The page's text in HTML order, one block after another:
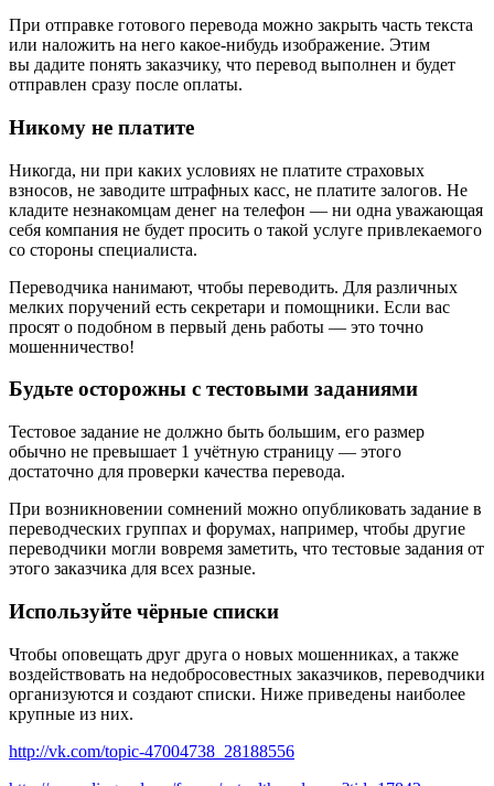
При отправке готового перевода можно закрыть часть текста
или наложить на него какое-нибудь изображение. Этим
вы дадите понять заказчику, что перевод выполнен и будет
отправлен сразу после оплаты.
Никому не платите
Никогда, ни при каких условиях не платите страховых
взносов, не заводите штрафных касс, не платите залогов. Не
кладите незнакомцам денег на телефон — ни одна уважающая
себя компания не будет просить о такой услуге привлекаемого
со стороны специалиста.
Переводчика нанимают, чтобы переводить. Для различных
мелких поручений есть секретари и помощники. Если вас
просят о подобном в первый день работы — это точно
мошенничество!
Будьте осторожны с тестовыми заданиями
Тестовое задание не должно быть большим, его размер
обычно не превышает 1 учётную страницу — этого
достаточно для проверки качества перевода.
При возникновении сомнений можно опубликовать задание в
переводческих группах и форумах, например, чтобы другие
переводчики могли вовремя заметить, что тестовые задания от
этого заказчика для всех разные.
Используйте чёрные списки
Чтобы оповещать друг друга о новых мошенниках, а также
воздействовать на недобросовестных заказчиков, переводчики
организуются и создают списки. Ниже приведены наиболее
крупные из них.
http://vk.com/topic-47004738_28188556